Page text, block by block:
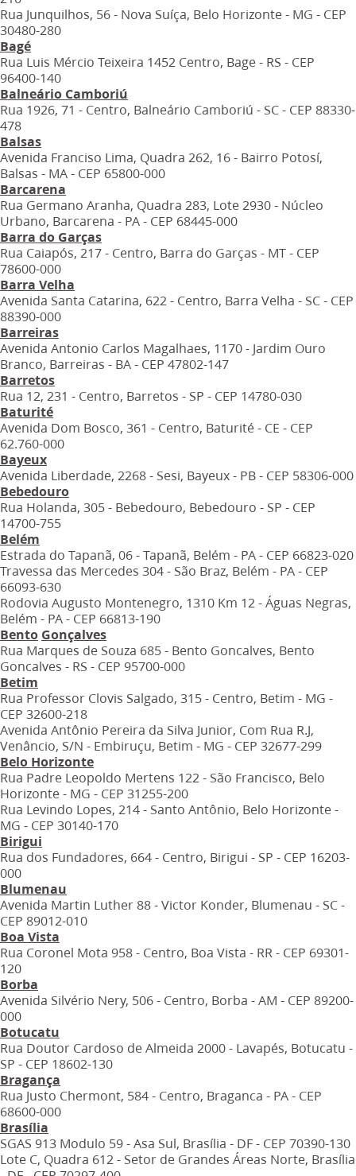
Rua Junquilhos, 56 - Nova Suíça, Belo Horizonte - MG - CEP
30480-280
Bagé
Rua Luis Mércio Teixeira 1452 Centro, Bage - RS - CEP
96400-140
Balneário Camboriú
Rua 1926, 71 - Centro, Balneário Camboriú - SC - CEP 88330-
478
Balsas
Avenida Franciso Lima, Quadra 262, 16 - Bairro Potosí,
Balsas - MA - CEP 65800-000
Barcarena
Rua Germano Aranha, Quadra 283, Lote 2930 - Núcleo
Urbano, Barcarena - PA - CEP 68445-000
Barra do Garças
Rua Caiapós, 217 - Centro, Barra do Garças - MT - CEP
78600-000
Barra Velha
Avenida Santa Catarina, 622 - Centro, Barra Velha - SC - CEP
88390-000
Barreiras
Avenida Antonio Carlos Magalhaes, 1170 - Jardim Ouro
Branco, Barreiras - BA - CEP 47802-147
Barretos
Rua 12, 231 - Centro, Barretos - SP - CEP 14780-030
Baturité
Avenida Dom Bosco, 361 - Centro, Baturité - CE - CEP
62.760-000
Bayeux
Avenida Liberdade, 2268 - Sesi, Bayeux - PB - CEP 58306-000
Bebedouro
Rua Holanda, 305 - Bebedouro, Bebedouro - SP - CEP
14700-755
Belém
Estrada do Tapanã, 06 - Tapanã, Belém - PA - CEP 66823-020
Travessa das Mercedes 304 - São Braz, Belém - PA - CEP
66093-630
Rodovia Augusto Montenegro, 1310 Km 12 - Águas Negras,
Belém - PA - CEP 66813-190
Bento Gonçalves
Rua Marques de Souza 685 - Bento Goncalves, Bento
Goncalves - RS - CEP 95700-000
Betim
Rua Professor Clovis Salgado, 315 - Centro, Betim - MG -
CEP 32600-218
Avenida Antônio Pereira da Silva Junior, Com Rua R.J,
Venâncio, S/N - Embiruçu, Betim - MG - CEP 32677-299
Belo Horizonte
Rua Padre Leopoldo Mertens 122 - São Francisco, Belo
Horizonte - MG - CEP 31255-200
Rua Levindo Lopes, 214 - Santo Antônio, Belo Horizonte -
MG - CEP 30140-170
Birigui
Rua dos Fundadores, 664 - Centro, Birigui - SP - CEP 16203-
000
Blumenau
Avenida Martin Luther 88 - Victor Konder, Blumenau - SC -
CEP 89012-010
Boa Vista
Rua Coronel Mota 958 - Centro, Boa Vista - RR - CEP 69301-
120
Borba
Avenida Silvério Nery, 506 - Centro, Borba - AM - CEP 89200-
000
Botucatu
Rua Doutor Cardoso de Almeida 2000 - Lavapés, Botucatu -
SP - CEP 18602-130
Bragança
Rua Justo Chermont, 584 - Centro, Braganca - PA - CEP
68600-000
Brasília
SGAS 913 Modulo 59 - Asa Sul, Brasília - DF - CEP 70390-130
Lote C, Quadra 612 - Setor de Grandes Áreas Norte, Brasília